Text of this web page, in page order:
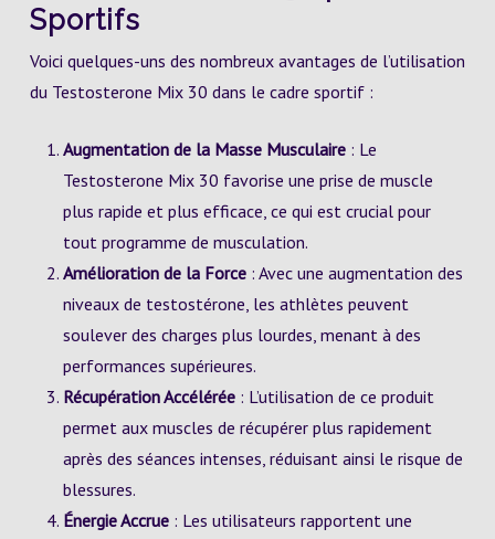
Sportifs
Voici quelques-uns des nombreux avantages de l’utilisation
du Testosterone Mix 30 dans le cadre sportif :
Augmentation de la Masse Musculaire: Le
Testosterone Mix 30 favorise une prise de muscle
plus rapide et plus efficace, ce qui est crucial pour
tout programme de musculation.
Amélioration de la Force: Avec une augmentation des
niveaux de testostérone, les athlètes peuvent
soulever des charges plus lourdes, menant à des
performances supérieures.
Récupération Accélérée: L’utilisation de ce produit
permet aux muscles de récupérer plus rapidement
après des séances intenses, réduisant ainsi le risque de
blessures.
Énergie Accrue: Les utilisateurs rapportent une